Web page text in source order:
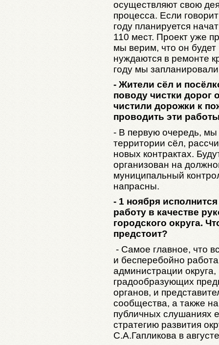
осуществляют свою
процесса. Если
году планируется
110 мест. Проект уже
мы верим, что он
нуждаются в ремонте
году мы
- Жители сёл и
поводу чистки дорог
чистили дорожки к
проводить эти
- В первую очередь, мы
территории сёл,
новых контрактах.
организован на
муниципальный
напрасны.
- 1 ноября
работу в качестве
городского округа.
предстоит?
- Самое главное, что
и бесперебойно
администрации округа,
градообразующих
органов, и
сообщества, а также
публичных слушаниях
стратегию развития
С.А.Гапликова в